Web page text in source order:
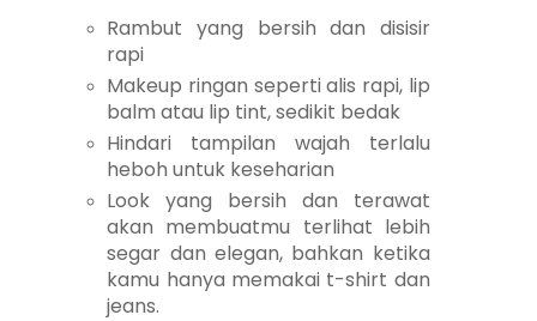
Rambut yang bersih dan disisir
rapi
Makeup ringan seperti alis rapi, lip
balm atau lip tint, sedikit bedak
Hindari tampilan wajah terlalu
heboh untuk keseharian
Look yang bersih dan terawat
akan membuatmu terlihat lebih
segar dan elegan, bahkan ketika
kamu hanya memakai t-shirt dan
jeans.